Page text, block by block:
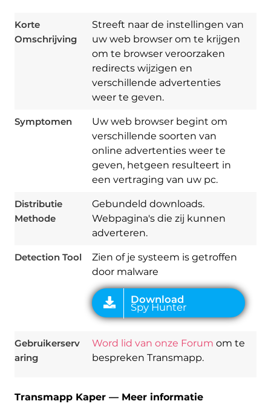
Korte
Omschrijving
Streeft naar de instellingen van
uw web browser om te krijgen
om te browser veroorzaken
redirects wijzigen en
verschillende advertenties
weer te geven.
Symptomen
Uw web browser begint om
verschillende soorten van
online advertenties weer te
geven, hetgeen resulteert in
een vertraging van uw pc.
Distributie
Methode
Gebundeld downloads.
Webpagina's die zij kunnen
adverteren.
Detection Tool
Zien of je systeem is getroffen
door malware
Download
Gebruikerserv
aring
Word lid van onze Forum om te
bespreken Transmapp.
Transmapp Kaper — Meer informatie